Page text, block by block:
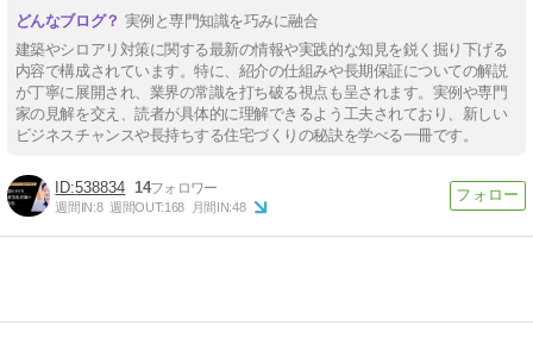
実例と専門知識を巧みに融合
建築やシロアリ対策に関する最新の情報や実践的な知見を鋭く掘り下げる
内容で構成されています。特に、紹介の仕組みや長期保証についての解説
が丁寧に展開され、業界の常識を打ち破る視点も呈されます。実例や専門
家の見解を交え、読者が具体的に理解できるよう工夫されており、新しい
ビジネスチャンスや長持ちする住宅づくりの秘訣を学べる一冊です。
538834 14
週間IN:8 週間OUT:168 月間IN:48